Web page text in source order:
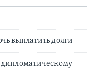
выплатить долги